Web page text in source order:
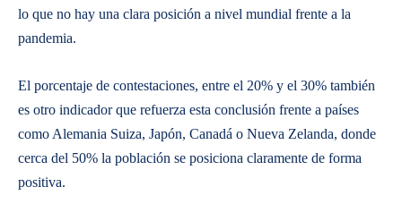
lo que no hay una clara posición a nivel mundial frente a la
pandemia.
El porcentaje de contestaciones, entre el 20% y el 30% también
es otro indicador que refuerza esta conclusión frente a países
como Alemania Suiza, Japón, Canadá o Nueva Zelanda, donde
cerca del 50% la población se posiciona claramente de forma
positiva.